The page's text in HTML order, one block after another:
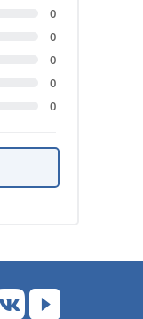
0
0
0
0
0